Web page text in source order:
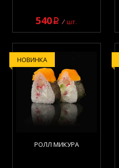
540q шт.
НОВИНКА
РОЛЛ МИКУРА